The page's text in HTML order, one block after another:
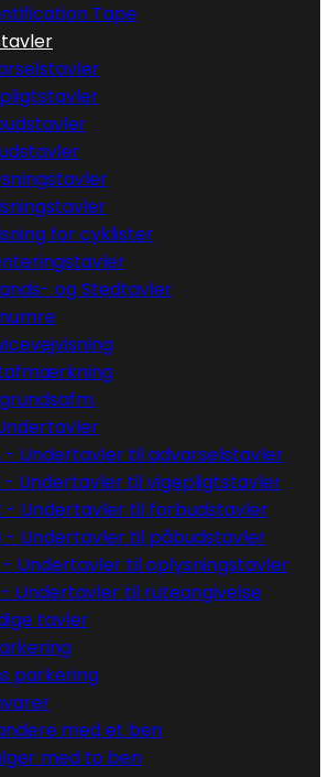
Tape
for cyklister
og Stedtavler
- Undertavler til advarselstavler
- Undertavler til vigepligtstavler
- Undertavler til forbudstavler
- Undertavler til påbudstavler
- Undertavler til oplysningstavler
- Undertavler til ruteangivelse
tavler
parkering
med et ben
med to ben